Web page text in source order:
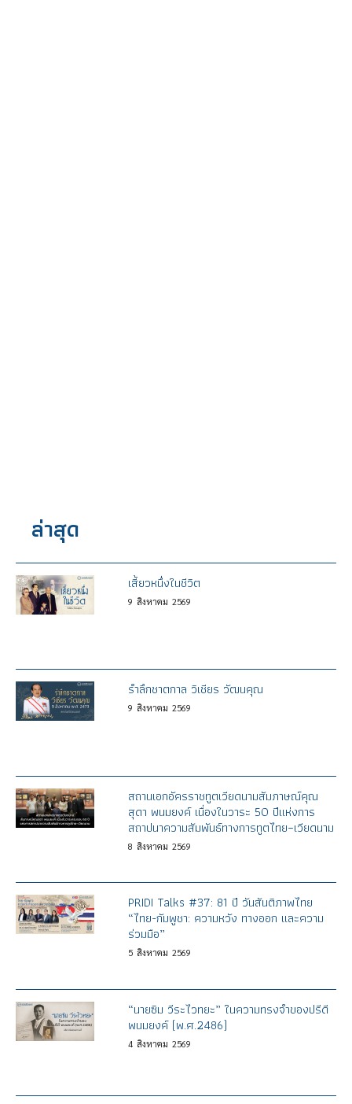
ล่าสุด
เสี้ยวหนึ่งในชีวิต
9 สิงหาคม 2569
รำลึกชาตกาล วิเชียร วัฒนคุณ
9 สิงหาคม 2569
สถานเอกอัครราชทูตเวียดนามสัมภาษณ์คุณ
สุดา พนมยงค์ เนื่องในวาระ 50 ปีแห่งการ
สถาปนาความสัมพันธ์ทางการทูตไทย–เวียดนาม
8 สิงหาคม 2569
PRIDI Talks #37: 81 ปี วันสันติภาพไทย
“ไทย-กัมพูชา: ความหวัง ทางออก และความ
ร่วมมือ”
5 สิงหาคม 2569
“นายซิม วีระไวทยะ” ในความทรงจำของปรีดี
พนมยงค์ (พ.ศ.2486)
4 สิงหาคม 2569